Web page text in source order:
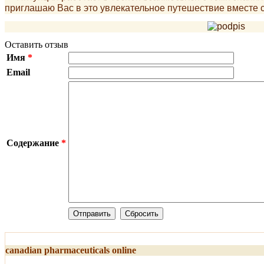
приглашаю Вас в это увлекательное путешествие вместе
Оставить отзыв
Имя *
Email
Содержание *
canadian pharmaceuticals online